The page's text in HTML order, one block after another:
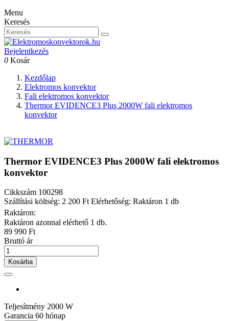
Menu
Keresés
Bejelentkezés
0 Kosár
Kezdőlap
Elektromos konvektor
Fali elektromos konvektor
Thermor EVIDENCE3 Plus 2000W fali elektromos
konvektor
Thermor EVIDENCE3 Plus 2000W fali elektromos
konvektor
Cikkszám 100298
Szállítási költség: 2 200 FtElérhetőség: Raktáron 1 db
Raktáron:
Raktáron azonnal elérhető 1 db.
89 990 Ft
Bruttó ár
Kosárba
Teljesítmény 2000 W
Garancia 60 hónap